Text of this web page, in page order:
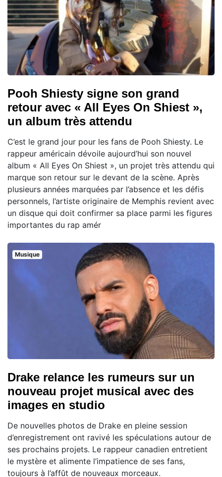
Pooh Shiesty signe son grand
retour avec « All Eyes On Shiest »,
un album très attendu
C’est le grand jour pour les fans de Pooh Shiesty. Le
rappeur américain dévoile aujourd’hui son nouvel
album « All Eyes On Shiest », un projet très attendu qui
marque son retour sur le devant de la scène. Après
plusieurs années marquées par l’absence et les défis
personnels, l’artiste originaire de Memphis revient avec
un disque qui doit confirmer sa place parmi les figures
importantes du rap amér
Musique
Drake relance les rumeurs sur un
nouveau projet musical avec des
images en studio
De nouvelles photos de Drake en pleine session
d’enregistrement ont ravivé les spéculations autour de
ses prochains projets. Le rappeur canadien entretient
le mystère et alimente l’impatience de ses fans,
toujours à l’affût de nouveaux morceaux.